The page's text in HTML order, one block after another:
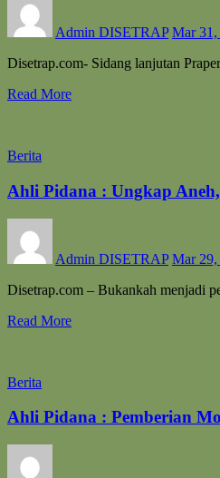
Admin DISETRAP Mar 31,
Disetrap.com- Sidang lanjutan
Read More
Berita
Ahli Pidana : Ungkap
Admin DISETRAP Mar 29,
Disetrap.com – Bukankah menjadi
Read More
Berita
Ahli Pidana : Pemberian